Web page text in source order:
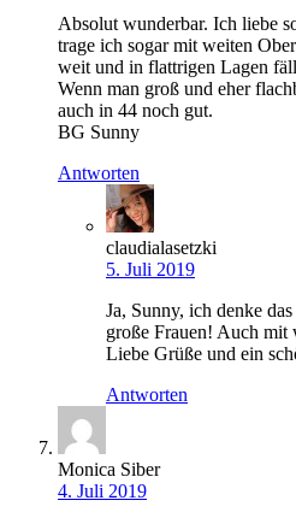
Absolut wunderbar. Ich liebe
trage ich sogar mit weiten
weit und in flattrigen Lagen
Wenn man groß und eher
auch in 44 noch gut.
BG Sunny
Antworten
claudialasetzki
5. Juli 2019
Ja, Sunny, ich denke
große Frauen! Auch mit
Liebe Grüße und ein
Antworten
Monica Siber
4. Juli 2019